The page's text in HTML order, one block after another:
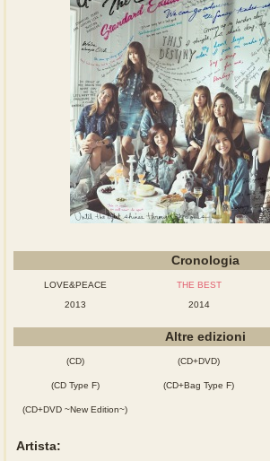
Cronologia
LOVE&PEACE
2013
THE BEST
2014
Altre edizioni
(CD) (CD+DVD)
(CD Type F) (CD+Bag Type F)
(CD+DVD ~New Edition~)
Artista: